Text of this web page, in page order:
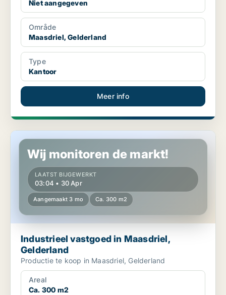
Niet aangegeven
Område
Maasdriel, Gelderland
Type
Kantoor
Meer info
Industrieel vastgoed in Maasdriel, Gelderland
Wij monitoren de markt!
LAATST BIJGEWERKT
03:04 • 30 Apr
Aangemaakt 3 mo Ca. 300 m2
Industrieel vastgoed in Maasdriel,
Gelderland
Productie te koop in Maasdriel, Gelderland
Areal
Ca. 300 m2